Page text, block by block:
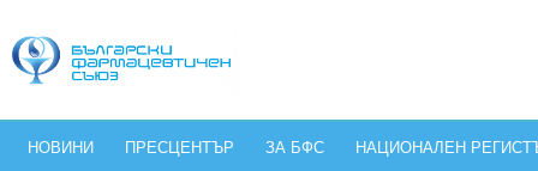
НОВИНИ ПРЕСЦЕНТЪР ЗА БФС НАЦИОНАЛЕН